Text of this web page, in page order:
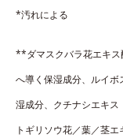
*汚れによる
**ダマスクバラ花エキス
へ導く保湿成分、ルイ
湿成分、クチナシエキ
トギリソウ花／葉／茎